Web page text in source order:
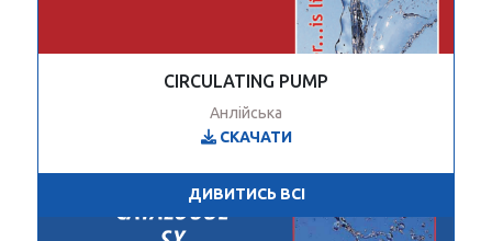
CIRCULATING PUMP
Анлійська
СКАЧАТИ
ДИВИТИСЬ ВСІ